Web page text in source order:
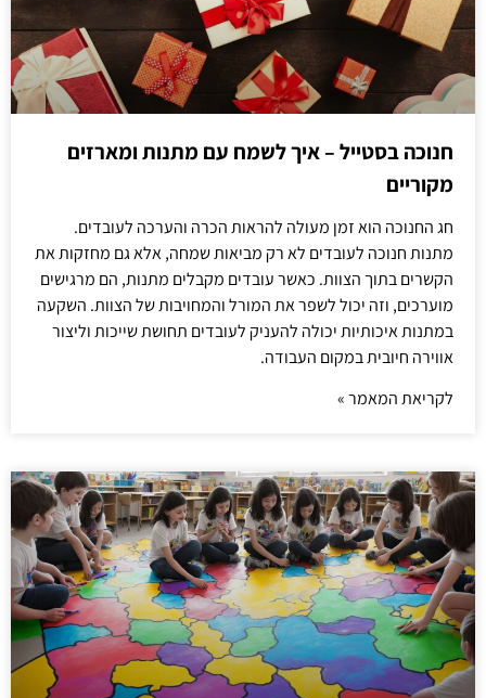
חנוכה בסטייל – איך לשמח עם מתנות ומארזים
מקוריים
חג החנוכה הוא זמן מעולה להראות הכרה והערכה לעובדים.
מתנות חנוכה לעובדים לא רק מביאות שמחה, אלא גם מחזקות את
הקשרים בתוך הצוות. כאשר עובדים מקבלים מתנות, הם מרגישים
מוערכים, וזה יכול לשפר את המורל והמחויבות של הצוות. השקעה
במתנות איכותיות יכולה להעניק לעובדים תחושת שייכות וליצור
אווירה חיובית במקום העבודה.
לקריאת המאמר »